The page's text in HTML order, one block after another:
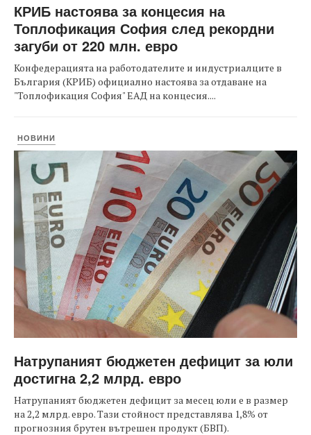
КРИБ настоява за концесия на
Топлофикация София след рекордни
загуби от 220 млн. евро
Конфедерацията на работодателите и индустриалците в
България (КРИБ) официално настоява за отдаване на
"Топлофикация София" ЕАД на концесия....
НОВИНИ
Натрупаният бюджетен дефицит за юли
достигна 2,2 млрд. евро
Натрупаният бюджетен дефицит за месец юли е в размер
на 2,2 млрд. евро. Тази стойност представлява 1,8% от
прогнозния брутен вътрешен продукт (БВП).